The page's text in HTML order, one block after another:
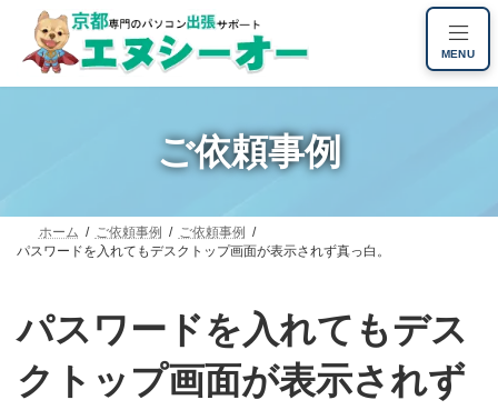
ン
ー
ご依頼事例
ホーム ご依頼事例
ご依頼事例
パスワードを入れてもデスクトップ画面が表示されず真っ白。
パスワードを入れてもデス
クトップ画面が表示されず
MENU